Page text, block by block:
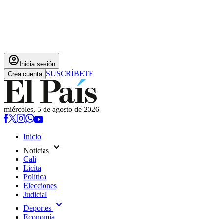
account_circle Inicia sesión
Crea cuenta SUSCRÍBETE
miércoles, 5 de agosto de 2026
Inicio
Noticias expand_more
Cali
Licita
Política
Elecciones
Judicial
Deportes expand_more
Economía